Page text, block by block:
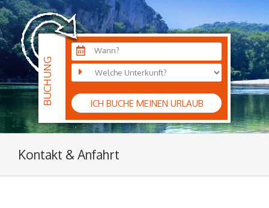
Wann?
ICH BUCHE MEINEN URLAUB
Kontakt & Anfahrt